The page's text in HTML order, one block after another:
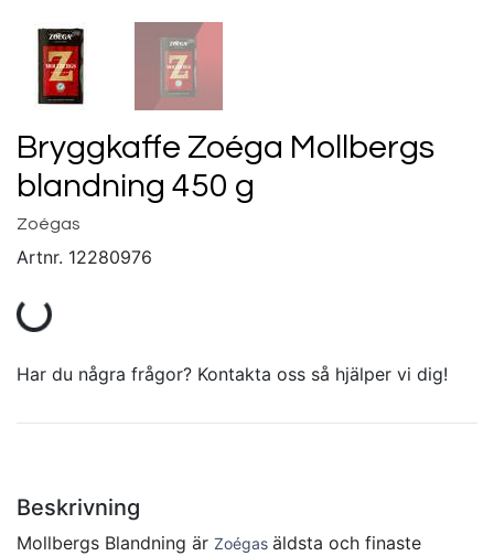
Bryggkaffe Zoéga Mollbergs
blandning 450 g
Zoégas
Artnr. 12280976
Har du några frågor? Kontakta oss så hjälper vi dig!
Beskrivning
Mollbergs Blandning är Zoégas äldsta och finaste